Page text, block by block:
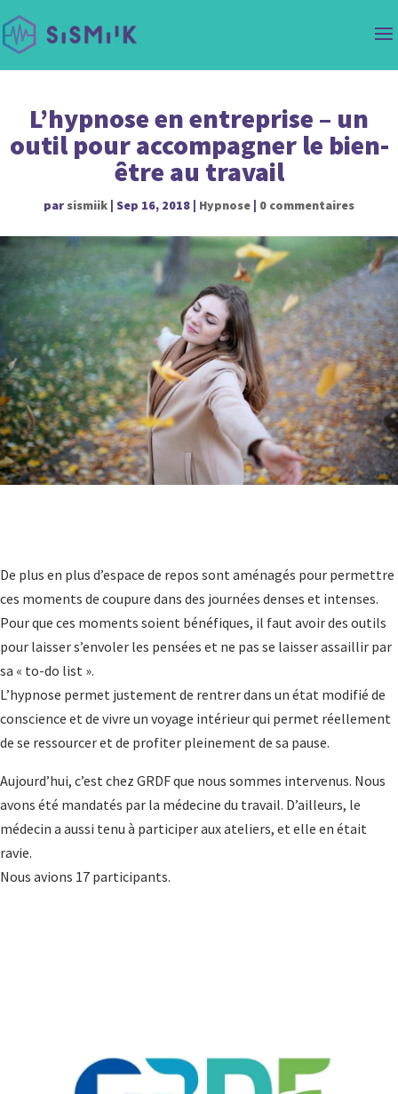
L’hypnose en entreprise – un
outil pour accompagner le bien-
être au travail
par sismiik | Sep 16, 2018 | Hypnose | 0 commentaires
De plus en plus d’espace de repos sont aménagés pour permettre
ces moments de coupure dans des journées denses et intenses.
Pour que ces moments soient bénéfiques, il faut avoir des outils
pour laisser s’envoler les pensées et ne pas se laisser assaillir par
sa « to-do list ».
L’hypnose permet justement de rentrer dans un état modifié de
conscience et de vivre un voyage intérieur qui permet réellement
de se ressourcer et de profiter pleinement de sa pause.
Aujourd’hui, c’est chez GRDF que nous sommes intervenus. Nous
avons été mandatés par la médecine du travail. D’ailleurs, le
médecin a aussi tenu à participer aux ateliers, et elle en était
ravie.
Nous avions 17 participants.